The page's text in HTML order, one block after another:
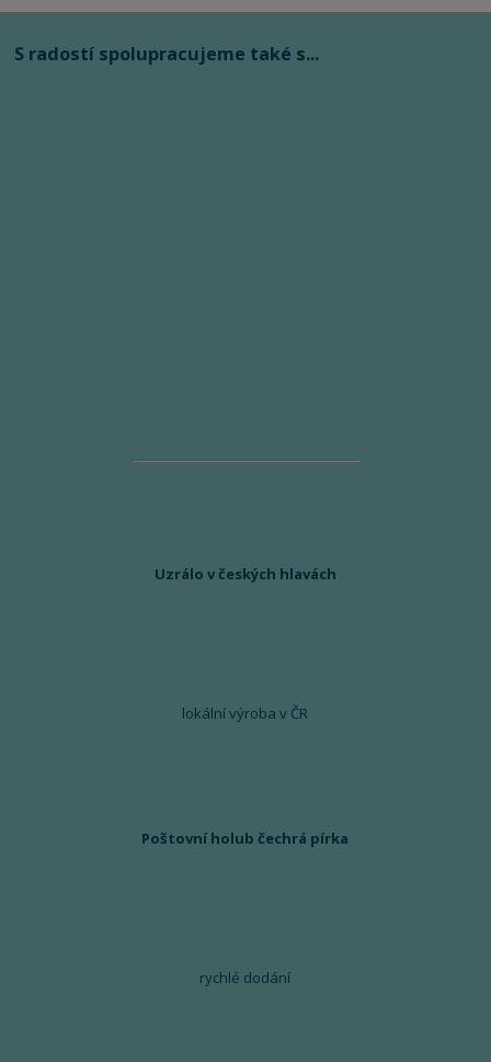
S radostí spolupracujeme také s...
Uzrálo v českých hlavách
lokální výroba v ČR
Poštovní holub čechrá pírka
rychlé dodání